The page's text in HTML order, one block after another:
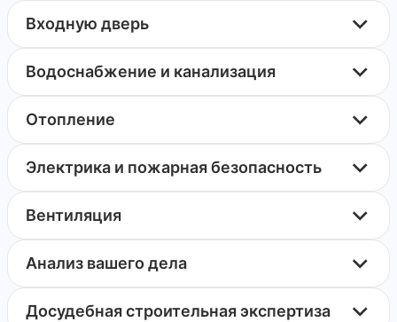
Входную дверь
Водоснабжение и канализация
Отопление
Электрика и пожарная безопасность
Вентиляция
Анализ вашего дела
Досудебная строительная экспертиза